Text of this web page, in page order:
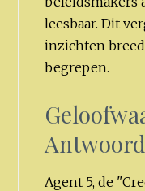
leesbaar. Dit
inzichten
begrepen.
Antwoord
Agent 5, de